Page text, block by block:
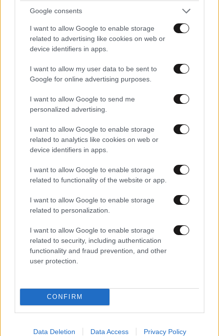
Google consents
I want to allow Google to enable storage
related to advertising like cookies on web or
device identifiers in apps.
I want to allow my user data to be sent to
Google for online advertising purposes.
I want to allow Google to send me
personalized advertising.
I want to allow Google to enable storage
related to analytics like cookies on web or
device identifiers in apps.
I want to allow Google to enable storage
related to functionality of the website or app.
I want to allow Google to enable storage
related to personalization.
I want to allow Google to enable storage
related to security, including authentication
functionality and fraud prevention, and other
user protection.
CONFIRM
Data Deletion Data Access Privacy Policy
ενδυνάμωσης για όλο το σώμα εάν ο χρόνος
σας είναι περιορισμένος
Πώς αυτός ο άντρας μεταμόρφωσε το σώμα
του με 20λεπτες προπονήσεις στο σπίτι και
Ακολουθήστε το NEWSBEAST στοGoogle News